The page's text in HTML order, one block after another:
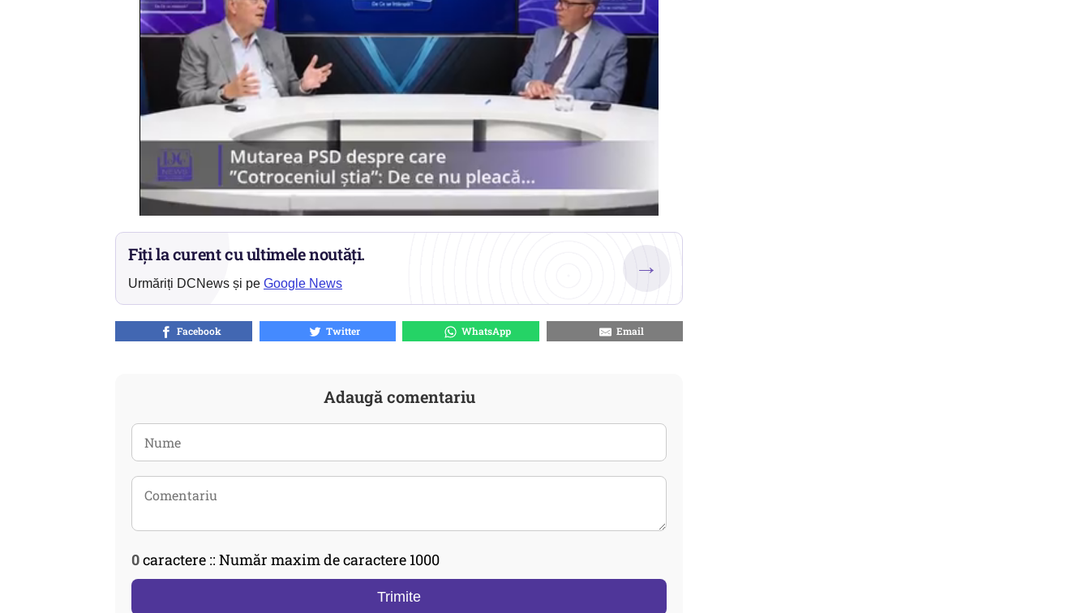
Fiți la curent cu ultimele noutăți.
Urmăriți DCNews și pe Google News
→
Facebook Twitter WhatsApp Email
Adaugă comentariu
0caractere :: Număr maxim de caractere 1000
Trimite